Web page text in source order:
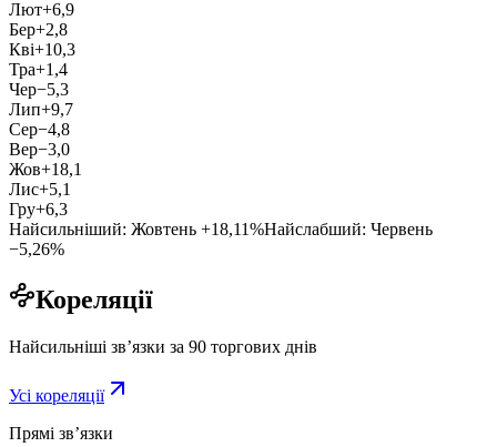
Лют+6,9
Бер+2,8
Кві+10,3
Тра+1,4
Чер−5,3
Лип+9,7
Сер−4,8
Вер−3,0
Жов+18,1
Лис+5,1
Гру+6,3
Найсильніший: Жовтень +18,11%Найслабший: Червень
−5,26%
Кореляції
Найсильніші звʼязки за 90 торгових днів
Усі кореляції
Прямі звʼязки